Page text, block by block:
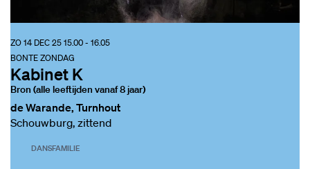
Kabinet K
Bron (alle leeftijden vanaf 8 jaar)
BONTE ZONDAG
ZO 14 DEC 2515.00 - 16.05
de Warande, Turnhout
Schouwburg, zittend
DANSFAMILIE